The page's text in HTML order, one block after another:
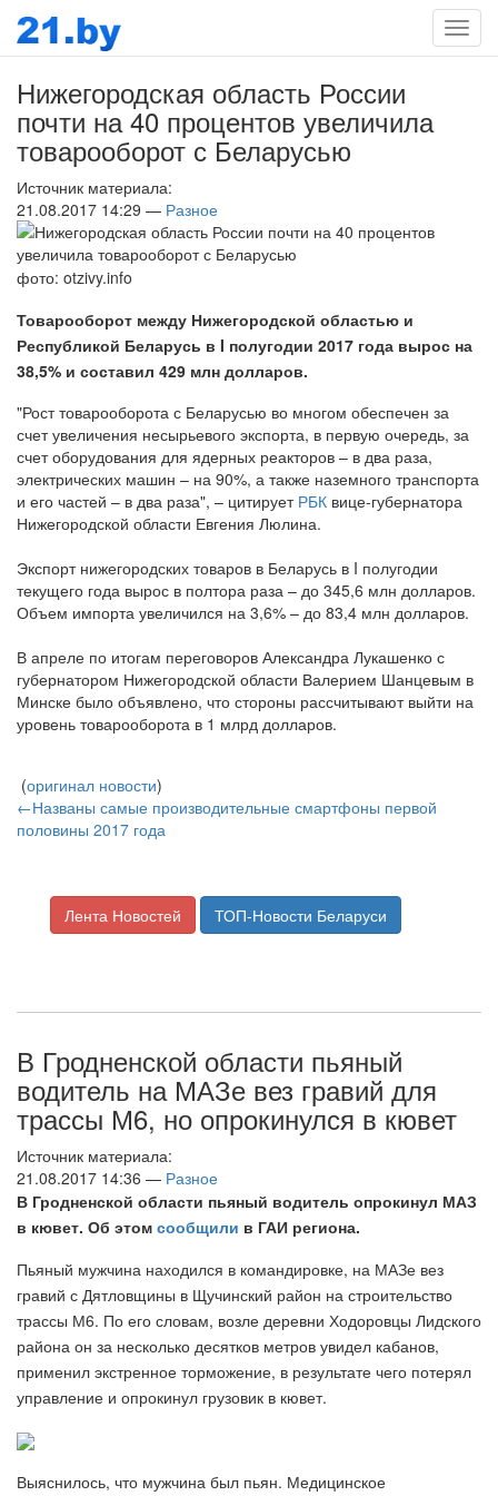
Меню
Нижегородская область России
почти на 40 процентов увеличила
товарооборот с Беларусью
Источник материала:
21.08.2017 14:29 — Разное
фото: otzivy.info
Товарооборот между Нижегородской областью и
Республикой Беларусь в I полугодии 2017 года вырос на
38,5% и составил 429 млн долларов.
"Рост товарооборота с Беларусью во многом обеспечен за
счет увеличения несырьевого экспорта, в первую очередь, за
счет оборудования для ядерных реакторов – в два раза,
электрических машин – на 90%, а также наземного транспорта
и его частей – в два раза", – цитируетРБК вице-губернатора
Нижегородской области Евгения Люлина.
Экспорт нижегородских товаров в Беларусь в I полугодии
текущего года вырос в полтора раза – до 345,6 млн долларов.
Объем импорта увеличился на 3,6% – до 83,4 млн долларов.
В апреле по итогам переговоров Александра Лукашенко с
губернатором Нижегородской области Валерием Шанцевым в
Минске было объявлено, что стороны рассчитывают выйти на
уровень товарооборота в 1 млрд долларов.
(оригинал новости)
←Названы самые производительные смартфоны первой
половины 2017 года
Лента Новостей ТОП-Новости Беларуси
В Гродненской области пьяный
водитель на МАЗе вез гравий для
трассы М6, но опрокинулся в кювет
Источник материала:
21.08.2017 14:36 — Разное
В Гродненской области пьяный водитель опрокинул МАЗ
в кювет. Об этом сообщили в ГАИ региона.
Пьяный мужчина находился в командировке, на МАЗе вез
гравий с Дятловщины в Щучинский район на строительство
трассы М6. По его словам, возле деревни Ходоровцы Лидского
района он за несколько десятков метров увидел кабанов,
применил экстренное торможение, в результате чего потерял
управление и опрокинул грузовик в кювет.
Выяснилось, что мужчина был пьян. Медицинское